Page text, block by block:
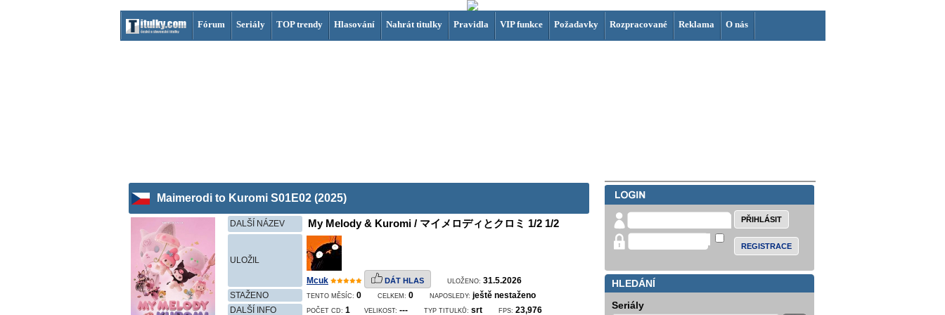
Fórum Seriály TOP trendy Hlasování Nahrát titulky Pravidla VIP funkce Požadavky Rozpracované Reklama O nás
Maimerodi to Kuromi S01E02 (2025)
DALŠÍ NÁZEV My Melody & Kuromi / マイメロディとクロミ 1/2 1/2
ULOŽIL
Mcuk DÁT HLAS ULOŽENO: 31.5.2026
STAŽENO
TENTO MĚSÍC: 0 CELKEM: 0 NAPOSLEDY: ještě nestaženo
DALŠÍ INFO
POČET CD: 1 VELIKOST: --- TYP TITULKŮ: srt FPS: 23,976
REGISTRACE
HLEDÁNÍ
Seriály